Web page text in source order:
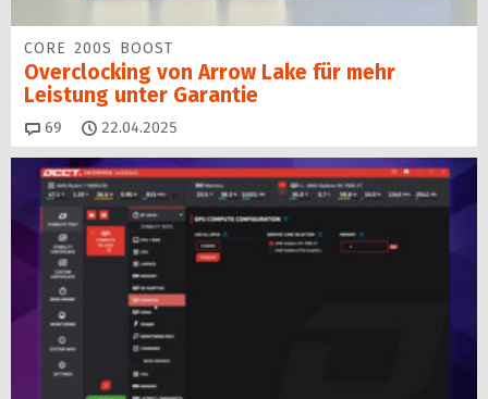
CORE 200S BOOST
Overclocking von Arrow Lake für mehr
Leistung unter Garantie
69 Kommentare
22.04.2025